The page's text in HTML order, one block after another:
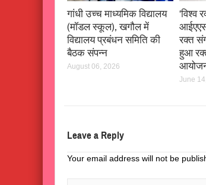
गांधी उच्च माध्यमिक विद्यालय
(मॉडल स्कूल), खगौल में
विद्यालय प्रबंधन समिति की
बैठक संपन्न
August 06, 2026
‘विश्व
रक्त
हुआ
June
Leave a Reply
Your email address will not be